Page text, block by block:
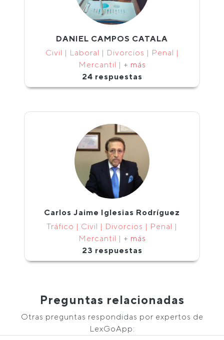
DANIEL CAMPOS CATALA
Civil | Laboral | Divorcios | Penal |
Mercantil | + más
24 respuestas
Carlos Jaime Iglesias Rodríguez
Tráfico | Civil | Divorcios | Penal |
Mercantil | + más
23 respuestas
Preguntas relacionadas
Otras preguntas respondidas por expertos de
LexGoApp: